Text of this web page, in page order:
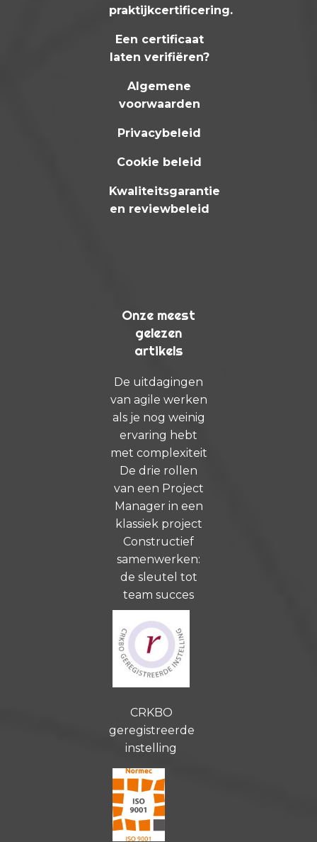
praktijkcertificering.
Een certificaat
laten verifiëren?
Algemene
voorwaarden
Privacybeleid
Cookie beleid
Kwaliteitsgarantie
en reviewbeleid
Onze meest
gelezen
artikels
De uitdagingen
van agile werken
als je nog weinig
ervaring hebt
met complexiteit
De drie rollen
van een Project
Manager in een
klassiek project
Constructief
samenwerken:
de sleutel tot
team succes
CRKBO
geregistreerde
instelling